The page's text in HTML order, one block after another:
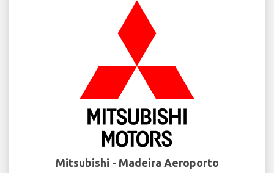
Mitsubishi - Madeira Aeroporto